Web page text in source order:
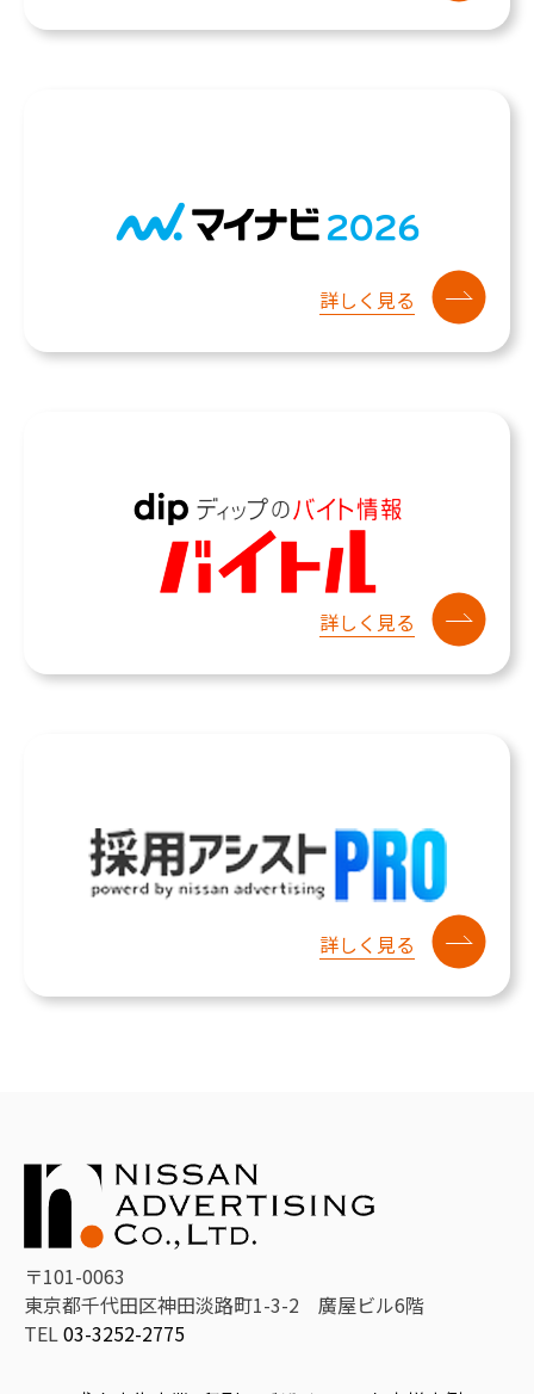
詳しく見る
詳しく見る
詳しく見る
〒101-0063
東京都千代田区神田淡路町1-3-2 廣屋ビル6階
TEL03-3252-2775